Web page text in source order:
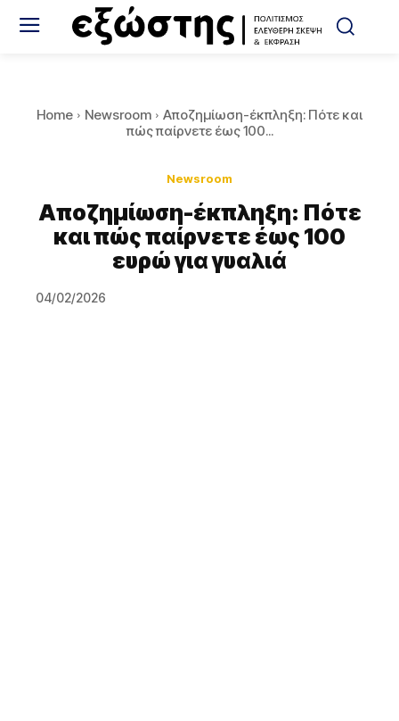
Home Newsroom
Αποζημίωση-έκπληξη: Πότε και
πώς παίρνετε έως 100...
Newsroom
Αποζημίωση-έκπληξη: Πότε
και πώς παίρνετε έως 100
ευρώ για γυαλιά
04/02/2026